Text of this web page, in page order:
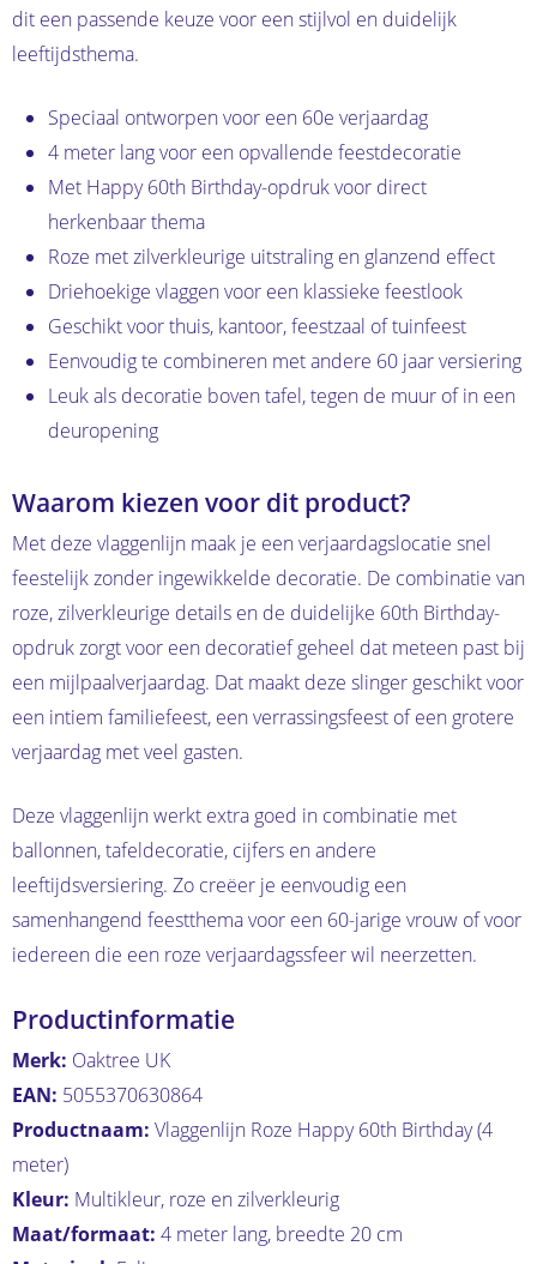
dit een passende keuze voor een stijlvol en duidelijk
leeftijdsthema.
Speciaal ontworpen voor een 60e verjaardag
4 meter lang voor een opvallende feestdecoratie
Met Happy 60th Birthday-opdruk voor direct
herkenbaar thema
Roze met zilverkleurige uitstraling en glanzend effect
Driehoekige vlaggen voor een klassieke feestlook
Geschikt voor thuis, kantoor, feestzaal of tuinfeest
Eenvoudig te combineren met andere 60 jaar versiering
Leuk als decoratie boven tafel, tegen de muur of in een
deuropening
Waarom kiezen voor dit product?
Met deze vlaggenlijn maak je een verjaardagslocatie snel
feestelijk zonder ingewikkelde decoratie. De combinatie van
roze, zilverkleurige details en de duidelijke 60th Birthday-
opdruk zorgt voor een decoratief geheel dat meteen past bij
een mijlpaalverjaardag. Dat maakt deze slinger geschikt voor
een intiem familiefeest, een verrassingsfeest of een grotere
verjaardag met veel gasten.
Deze vlaggenlijn werkt extra goed in combinatie met
ballonnen, tafeldecoratie, cijfers en andere
leeftijdsversiering. Zo creëer je eenvoudig een
samenhangend feestthema voor een 60-jarige vrouw of voor
iedereen die een roze verjaardagssfeer wil neerzetten.
Productinformatie
Merk: Oaktree UK
EAN: 5055370630864
Productnaam: Vlaggenlijn Roze Happy 60th Birthday (4
meter)
Kleur: Multikleur, roze en zilverkleurig
Maat/formaat: 4 meter lang, breedte 20 cm